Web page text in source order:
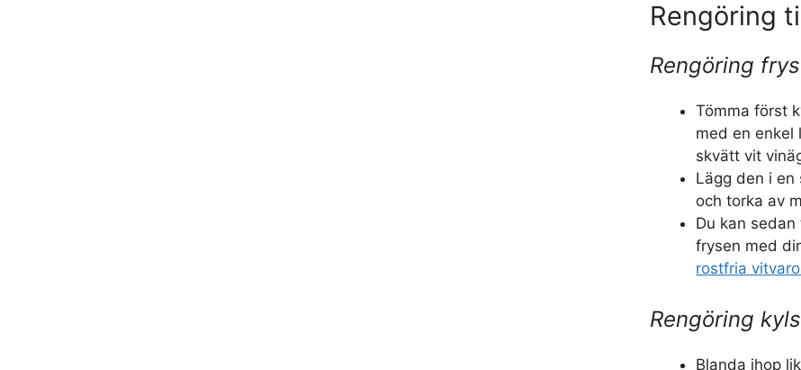
Rengöring
Rengöring frys
Tömma först
med en enkel
skvätt vit
Lägg den i
och torka av
Du kan
frysen med
rostfria
Rengöring
Blanda ihop